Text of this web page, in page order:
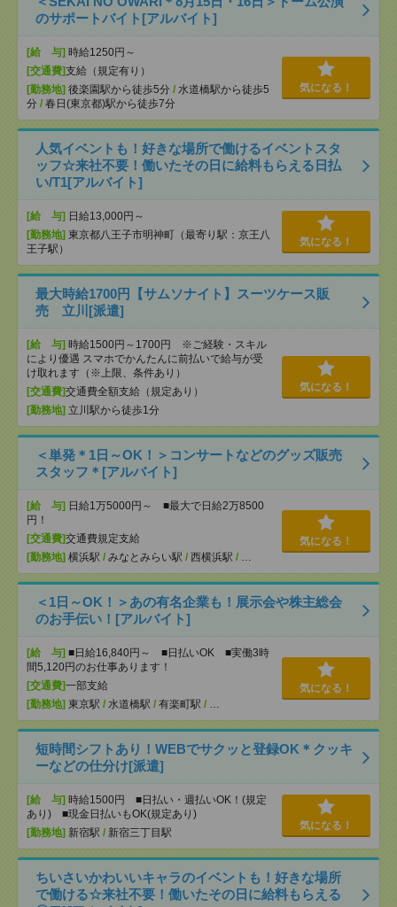
のサポートバイト[アルバイト]
[給 与] 時給1250円～
[交通費]支給（規定有り）
[勤務地] 後楽園駅から徒歩5分 / 水道橋駅から徒歩5
分 / 春日(東京都)駅から徒歩7分
気になる！
人気イベントも！好きな場所で働けるイベントスタ
ッフ☆来社不要！働いたその日に給料もらえる日払
い/T1[アルバイト]
[給 与] 日給13,000円～
[勤務地] 東京都八王子市明神町（最寄り駅：京王八
王子駅）
気になる！
最大時給1700円【サムソナイト】スーツケース販
売 立川[派遣]
[給 与] 時給1500円～1700円 ※ご経験・スキル
により優遇 スマホでかんたんに前払いで給与が受
け取れます（※上限、条件あり）
[交通費]交通費全額支給（規定あり）
[勤務地] 立川駅から徒歩1分
気になる！
＜単発＊1日～OK！＞コンサートなどのグッズ販売
スタッフ＊[アルバイト]
[給 与] 日給1万5000円～ ■最大で日給2万8500
円！
[交通費]交通費規定支給
[勤務地] 横浜駅 / みなとみらい駅 / 西横浜駅 / …
気になる！
＜1日～OK！＞あの有名企業も！展示会や株主総会
のお手伝い！[アルバイト]
[給 与] ■日給16,840円～ ■日払いOK ■実働3時
間5,120円のお仕事あります！
[交通費]一部支給
[勤務地] 東京駅 / 水道橋駅 / 有楽町駅 / …
気になる！
短時間シフトあり！WEBでサクッと登録OK＊クッキ
ーなどの仕分け[派遣]
[給 与] 時給1500円 ■日払い・週払いOK！(規定
あり) ■現金日払いもOK(規定あり)
[勤務地] 新宿駅 / 新宿三丁目駅
気になる！
ちいさいかわいいキャラのイベントも！好きな場所
で働ける☆来社不要！働いたその日に給料もらえる